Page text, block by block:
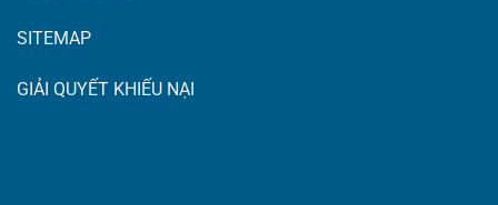
SITEMAP
GIẢI QUYẾT KHIẾU NẠI